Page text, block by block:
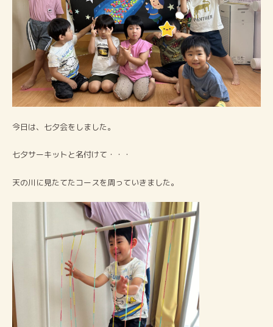
今日は、七夕会をしました。
七夕サーキットと名付けて・・・
天の川に見たてたコースを周っていきました。